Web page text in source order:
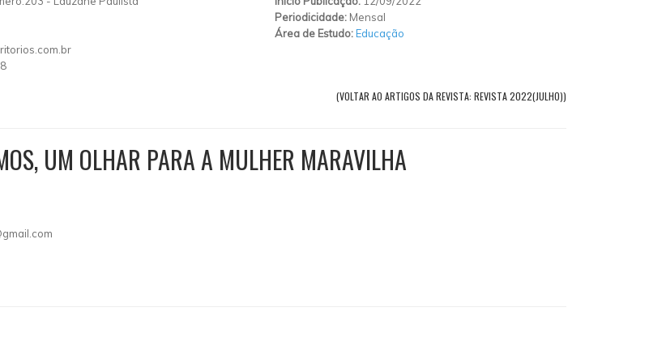
Periodicidade: Mensal
Área de Estudo:Educação
(VOLTAR AO ARTIGOS DA REVISTA: REVISTA 2022(JULHO))
UM OLHAR PARA A MULHER MARAVILHA